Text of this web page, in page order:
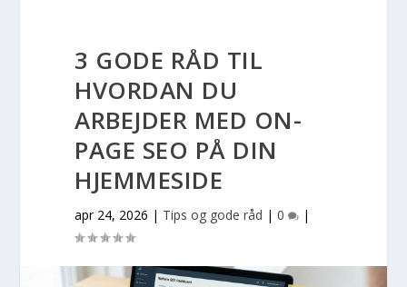
3 GODE RÅD TIL
HVORDAN DU
ARBEJDER MED ON-
PAGE SEO PÅ DIN
HJEMMESIDE
apr 24, 2026 | Tips og gode råd |0 |